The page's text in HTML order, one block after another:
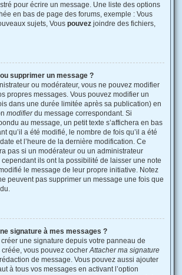
pour écrire un message. Une liste des options
en bas de page des forums, exemple : Vous
sujets, Vous pouvez joindre des fichiers,
supprimer un message ?
ou modérateur, vous ne pouvez modifier
propres messages. Vous pouvez modifier un
dans une durée limitée après sa publication) en
modifierdu message correspondant. Si
au message, un petit texte s’affichera en bas
qu’il a été modifié, le nombre de fois qu’il a été
et l’heure de la dernière modification. Ce
pas si un modérateur ou un administrateur
ils ont la possibilité de laisser une note
le message de leur propre initiative. Notez
peuvent pas supprimer un message une fois que
signature à mes messages ?
créer une signature depuis votre panneau de
créée, vous pouvez cocherAttacher ma signature
de message. Vous pouvez aussi ajouter
à tous vos messages en activant l’option